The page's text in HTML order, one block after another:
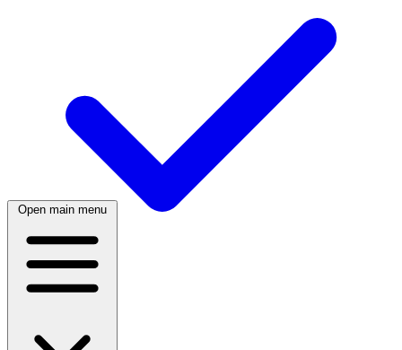
한국어
Open main menu